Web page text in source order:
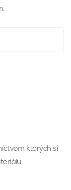
ktorých si